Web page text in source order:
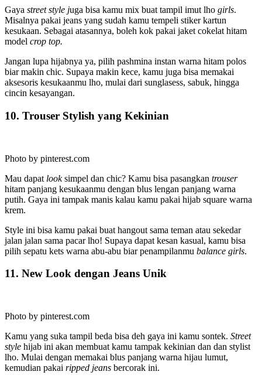
Gaya street style juga bisa kamu mix buat tampil imut lho girls.
Misalnya pakai jeans yang sudah kamu tempeli stiker kartun
kesukaan. Sebagai atasannya, boleh kok pakai jaket cokelat hitam
model crop top.
Jangan lupa hijabnya ya, pilih pashmina instan warna hitam polos
biar makin chic. Supaya makin kece, kamu juga bisa memakai
aksesoris kesukaanmu lho, mulai dari sunglasess, sabuk, hingga
cincin kesayangan.
10. Trouser Stylish yang Kekinian
Photo by pinterest.com
Mau dapat looksimpel dan chic? Kamu bisa pasangkan trouser
hitam panjang kesukaanmu dengan blus lengan panjang warna
putih. Gaya ini tampak manis kalau kamu pakai hijab square warna
krem.
Style ini bisa kamu pakai buat hangout sama teman atau sekedar
jalan jalan sama pacar lho! Supaya dapat kesan kasual, kamu bisa
pilih sepatu kets warna abu-abu biar penampilanmu balance girls.
11. New Look dengan Jeans Unik
Photo by pinterest.com
Kamu yang suka tampil beda bisa deh gaya ini kamu sontek. Street
style hijab ini akan membuat kamu tampak kekinian dan dan stylist
lho. Mulai dengan memakai blus panjang warna hijau lumut,
kemudian pakai ripped jeans bercorak ini.